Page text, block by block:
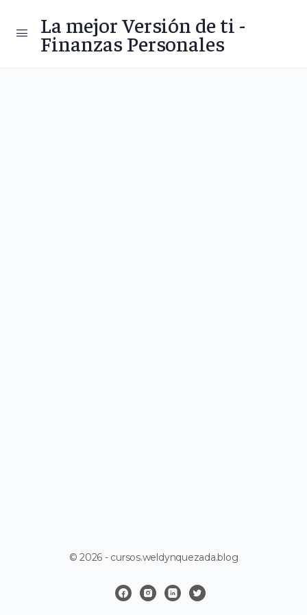
La mejor Versión de ti -
Finanzas Personales
© 2026 - cursos.weldynquezada.blog